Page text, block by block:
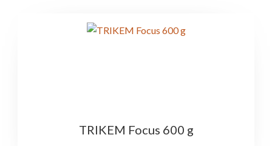
TRIKEM Focus 600 g